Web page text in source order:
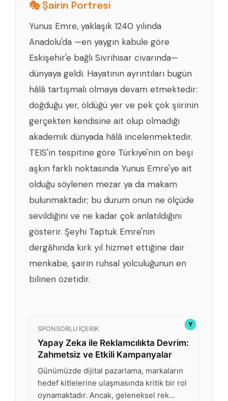
🎭 Şairin Portresi
Yunus Emre, yaklaşık 1240 yılında
Anadolu'da —en yaygın kabule göre
Eskişehir'e bağlı Sivrihisar civarında—
dünyaya geldi. Hayatının ayrıntıları bugün
hâlâ tartışmalı olmaya devam etmektedir:
doğduğu yer, öldüğü yer ve pek çok şiirinin
gerçekten kendisine ait olup olmadığı
akademik dünyada hâlâ incelenmektedir.
TEIS'in tespitine göre Türkiye'nin on beşi
aşkın farklı noktasında Yunus Emre'ye ait
olduğu söylenen mezar ya da makam
bulunmaktadır; bu durum onun ne ölçüde
sevildiğini ve ne kadar çok anlatıldığını
gösterir. Şeyhi Taptuk Emre'nin
dergâhında kırk yıl hizmet ettiğine dair
menkabe, şairin ruhsal yolculuğunun en
bilinen özetidir.